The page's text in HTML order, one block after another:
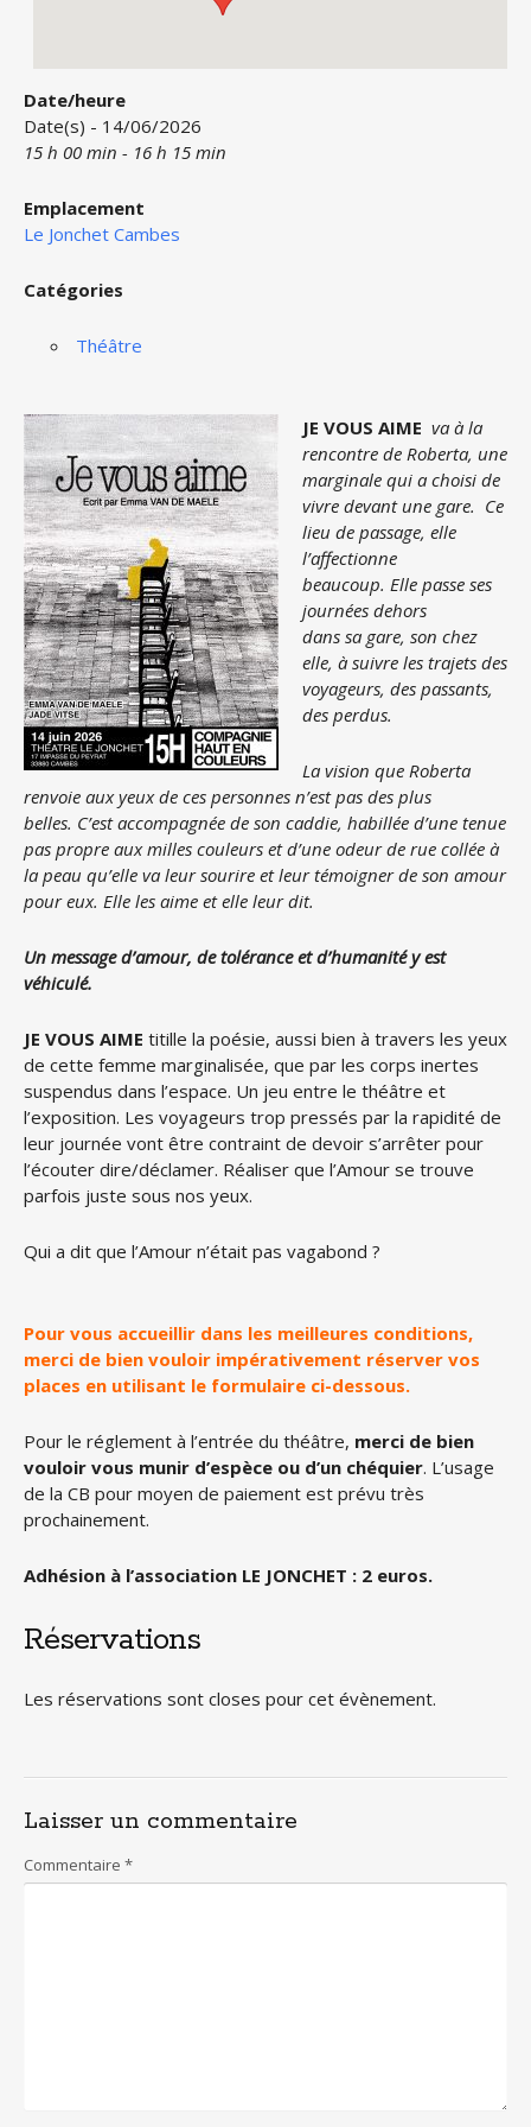
Date/heure
Date(s) - 14/06/2026
15 h 00 min - 16 h 15 min
Emplacement
Le Jonchet Cambes
Catégories
Théâtre
JE VOUS AIME va à la
rencontre de Roberta, une
marginale qui a choisi de
vivre devant une gare. Ce
lieu de passage, elle
l’affectionne
beaucoup. Elle passe ses
journées dehors
dans sa gare, son chez
elle, à suivre les trajets des
voyageurs, des passants,
des perdus.
La vision que Roberta
renvoie aux yeux de ces personnes n’est pas des plus
belles. C’est accompagnée de son caddie, habillée d’une tenue
pas propre aux milles couleurs et d’une odeur de rue collée à
la peau qu’elle va leur sourire et leur témoigner de son amour
pour eux. Elle les aime et elle leur dit.
Un message d’amour, de tolérance et d’humanité y est
véhiculé.
JE VOUS AIME titille la poésie, aussi bien à travers les yeux
de cette femme marginalisée, que par les corps inertes
suspendus dans l’espace. Un jeu entre le théâtre et
l’exposition. Les voyageurs trop pressés par la rapidité de
leur journée vont être contraint de devoir s’arrêter pour
l’écouter dire/déclamer. Réaliser que l’Amour se trouve
parfois juste sous nos yeux.
Qui a dit que l’Amour n’était pas vagabond ?
Pour vous accueillir dans les meilleures conditions,
merci de bien vouloir impérativement réserver vos
places en utilisant le formulaire ci-dessous.
Pour le réglement à l’entrée du théâtre, merci de bien
vouloir vous munir d’espèce ou d’un chéquier. L’usage
de la CB pour moyen de paiement est prévu très
prochainement.
Adhésion à l’association LE JONCHET : 2 euros.
Réservations
Les réservations sont closes pour cet évènement.
Laisser un commentaire
Commentaire *